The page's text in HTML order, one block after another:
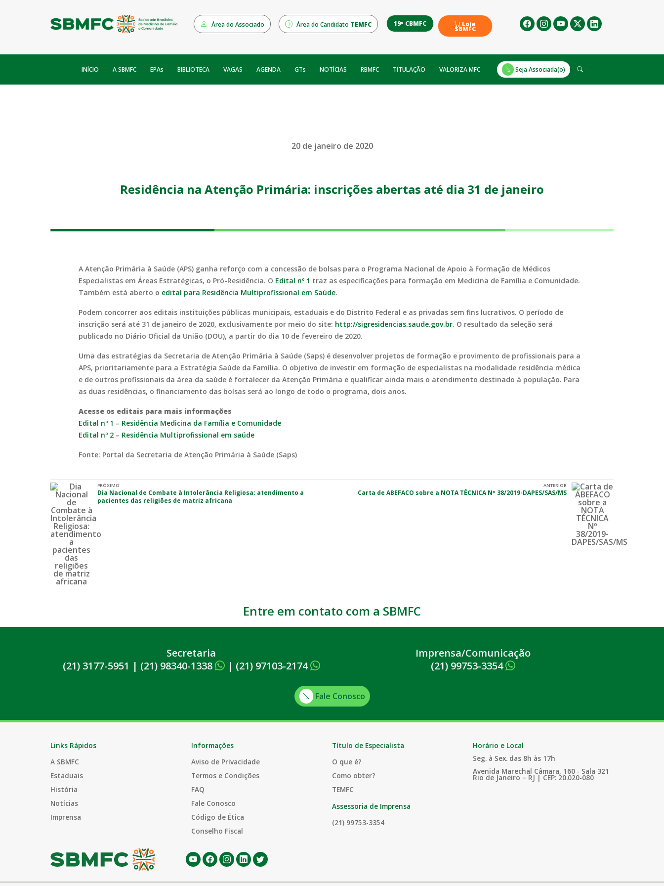
Área do Associado Área do Candidato TEMFC 19º CBMFC Loja
SBMFC
INÍCIO A SBMFC EPAs BIBLIOTECA VAGAS AGENDA GTs NOTÍCIAS RBMFC TITULAÇÃO VALORIZA MFC Seja Associada(o)
20 de janeiro de 2020
Residência na Atenção Primária: inscrições abertas até dia 31 de janeiro
A Atenção Primária à Saúde (APS) ganha reforço com a concessão de bolsas para o Programa Nacional de Apoio à Formação de Médicos
Especialistas em Áreas Estratégicas, o Pró-Residência. O Edital nº 1 traz as especificações para formação em Medicina de Família e Comunidade.
Também está aberto o edital para Residência Multiprofissional em Saúde.
Podem concorrer aos editais instituições públicas municipais, estaduais e do Distrito Federal e as privadas sem fins lucrativos. O período de
inscrição será até 31 de janeiro de 2020, exclusivamente por meio do site: http://sigresidencias.saude.gov.br. O resultado da seleção será
publicado no Diário Oficial da União (DOU), a partir do dia 10 de fevereiro de 2020.
Uma das estratégias da Secretaria de Atenção Primária à Saúde (Saps) é desenvolver projetos de formação e provimento de profissionais para a
APS, prioritariamente para a Estratégia Saúde da Família. O objetivo de investir em formação de especialistas na modalidade residência médica
e de outros profissionais da área da saúde é fortalecer da Atenção Primária e qualificar ainda mais o atendimento destinado à população. Para
as duas residências, o financiamento das bolsas será ao longo de todo o programa, dois anos.
Acesse os editais para mais informações
Edital nº 1 – Residência Medicina da Família e Comunidade
Edital nº 2 – Residência Multiprofissional em saúde
Fonte: Portal da Secretaria de Atenção Primária à Saúde (Saps)
PRÓXIMO
Dia Nacional de Combate à Intolerância Religiosa: atendimento a
pacientes das religiões de matriz africana
ANTERIOR
Carta de ABEFACO sobre a NOTA TÉCNICA Nº 38/2019-DAPES/SAS/MS
Entre em contato com a SBMFC
Secretaria
(21) 3177-5951 | (21) 98340-1338 | (21) 97103-2174
Imprensa/Comunicação
(21) 99753-3354
Fale Conosco
Links Rápidos
A SBMFC
Estaduais
História
Notícias
Imprensa
Informações
Aviso de Privacidade
Termos e Condições
FAQ
Fale Conosco
Código de Ética
Conselho Fiscal
Título de Especialista
O que é?
Como obter?
TEMFC
Assessoria de Imprensa
(21) 99753-3354
Horário e Local
Seg. à Sex. das 8h às 17h
Avenida Marechal Câmara, 160 - Sala 321
Rio de Janeiro – RJ | CEP: 20.020-080